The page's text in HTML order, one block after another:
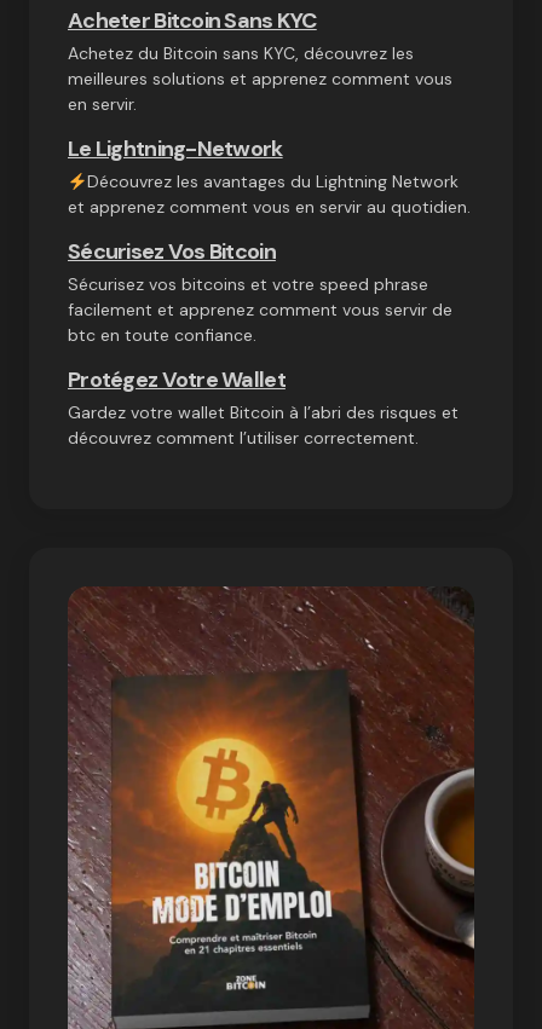
Acheter Bitcoin Sans KYC
Achetez du Bitcoin sans KYC, découvrez les
meilleures solutions et apprenez comment vous
en servir.
Le Lightning-Network
Découvrez les avantages du Lightning Network
et apprenez comment vous en servir au quotidien.
Sécurisez Vos Bitcoin
Sécurisez vos bitcoins et votre speed phrase
facilement et apprenez comment vous servir de
btc en toute confiance.
Protégez Votre Wallet
Gardez votre wallet Bitcoin à l’abri des risques et
découvrez comment l’utiliser correctement.